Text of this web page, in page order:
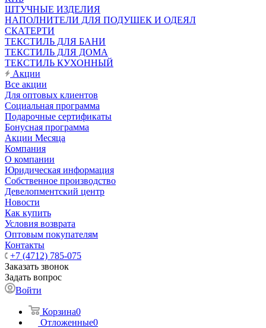
ШТУЧНЫЕ ИЗДЕЛИЯ
НАПОЛНИТЕЛИ ДЛЯ ПОДУШЕК И ОДЕЯЛ
СКАТЕРТИ
ТЕКСТИЛЬ ДЛЯ БАНИ
ТЕКСТИЛЬ ДЛЯ ДОМА
ТЕКСТИЛЬ КУХОННЫЙ
Акции
Все акции
Для оптовых клиентов
Социальная программа
Подарочные сертификаты
Бонусная программа
Акции Месяца
Компания
О компании
Юридическая информация
Собственное производство
Девелопментский центр
Новости
Как купить
Условия возврата
Оптовым покупателям
Контакты
+7 (4712) 785-075
Заказать звонок
Задать вопрос
Войти
Корзина0
Отложенные0